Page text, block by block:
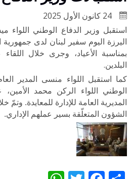
استقبل وزير الدفاع الوطني
اليرزة اليوم سفير لبنان لدى جمهورية
بمناسبة الأعياد، وجرى خلال
البلدين.
كما استقبل اللواء منسى المدير
الوطني اللواء الركن محمد
المديرية العامة للإدارة للمعايدة.
الشؤون المتعلّقة بسير عملهم الإداري.